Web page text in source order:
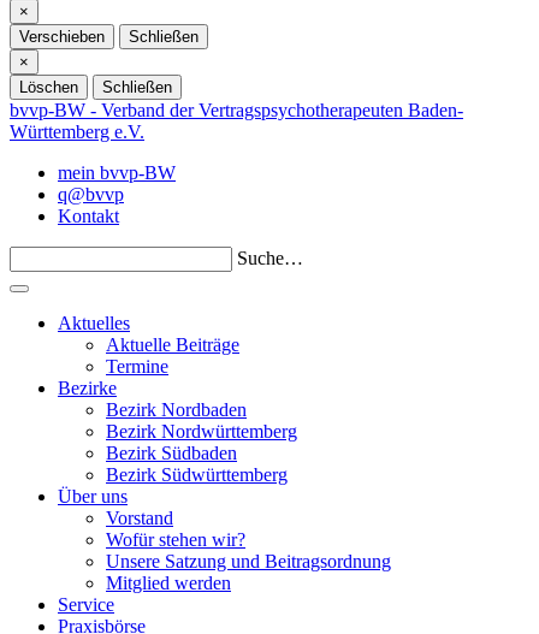
×
Verschieben
Schließen
×
Löschen
Schließen
bvvp-BW - Verband der Vertragspsychotherapeuten Baden-
Württemberg e.V.
mein bvvp-BW
q@bvvp
Kontakt
Suche…
Aktuelles
Aktuelle Beiträge
Termine
Bezirke
Bezirk Nordbaden
Bezirk Nordwürttemberg
Bezirk Südbaden
Bezirk Südwürttemberg
Über uns
Vorstand
Wofür stehen wir?
Unsere Satzung und Beitragsordnung
Mitglied werden
Service
Praxisbörse